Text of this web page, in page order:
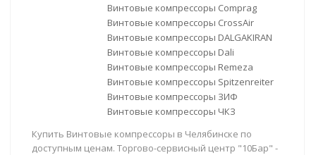
Винтовые компрессоры Comprag
Винтовые компрессоры CrossAir
Винтовые компрессоры DALGAKIRAN
Винтовые компрессоры Dali
Винтовые компрессоры Remeza
Винтовые компрессоры Spitzenreiter
Винтовые компрессоры ЗИФ
Винтовые компрессоры ЧКЗ
Купить Винтовые компрессоры в Челябинске по
доступным ценам. Торгово-сервисный центр "10Бар" -